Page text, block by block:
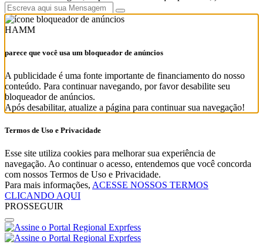
HAMM
parece que você usa um bloqueador de anúncios
A publicidade é uma fonte importante de financiamento do nosso
conteúdo. Para continuar navegando, por favor desabilite seu
bloqueador de anúncios.
Após desabilitar, atualize a página para continuar sua navegação!
Termos de Uso e Privacidade
Esse site utiliza cookies para melhorar sua experiência de
navegação. Ao continuar o acesso, entendemos que você concorda
com nossos Termos de Uso e Privacidade.
Para mais informações, ACESSE NOSSOS TERMOS
CLICANDO AQUI
PROSSEGUIR